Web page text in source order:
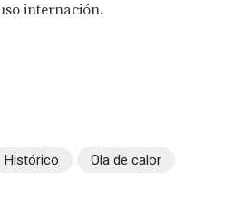
internación.
Histórico Ola de calor